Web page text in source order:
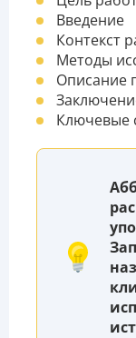
Введение
Контекст
Методы
Описание
Ключевые